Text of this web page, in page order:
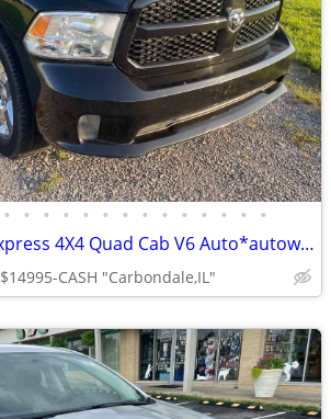
• • • • • • • • • • • • • •
2018 Ram 1500 Express 4X4 Quad Cab V6 Auto*autoworldil.com* MAINTAINED
$14995-CASH "Carbondale,IL"